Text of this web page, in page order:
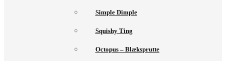
Simple Dimple
Squishy Ting
Octopus – Blæksprutte